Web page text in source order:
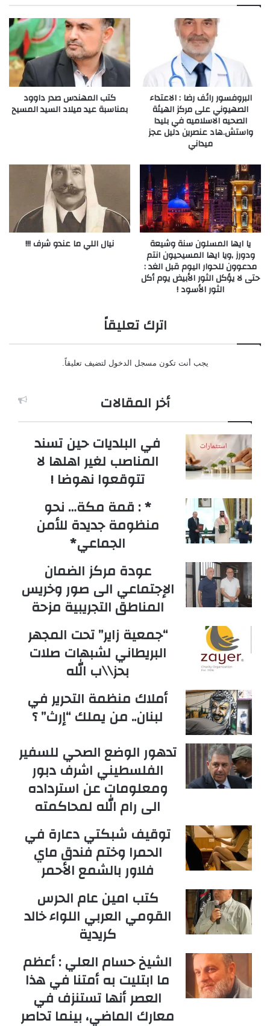
البروفسور رائف رضا : الاعتداء
الصهيوني على مركز الهيئة
الصحيه الاسلاميه في بليدا
واستش.هاد عنصرين دليل عجز
ميداني
كتب المهندس صدر داوود
بمناسبة عيد ميلاد السيد المسيح
يا ايها المسلون سنة وشيعة
ودورز ,ويا ايها المسيحيون انتم
مدعوون للحوار اليوم قبل الغد :
حتى لا يؤكل الثور الأبيض يوم أكل
الثور الأسود !
نيال اللي ما عندو شرف !!!
اترك تعليقاً
يجب أنت تكون مسجل الدخول لتضيف تعليقاً.
أخر المقالات
في البلديات حين تسند
المناصب لغير اهلها لا
تتوقعوا نهوضا !
* : قمة مكة… نحو
منظومة جديدة للأمن
الجماعي*
عودة مركز الضمان
الإجتماعي الى صور وخريس
المناطق التجريبية مزحة
“جمعية زاير” تحت المجهر
البريطاني لشبهات صلات
بحز\\ب الله
أملاك منظمة التحرير في
لبنان.. من يملك “إرث” ؟
تدهور الوضع الصحي للسفير
الفلسطيني اشرف دبور
ومعلومات عن استرداده
الى رام الله لمحاكمته
توقيف شبكتي دعارة في
الحمرا وختم فندق ماي
فلاور بالشمع الأحمر
كتب امين عام الحرس
القومي العربي اللواء خالد
كريدية
الشيخ حسام العلي : أعظم
ما ابتليت به أمتنا في هذا
العصر أنها تستنزف في
معارك الماضي، بينما تحاصر